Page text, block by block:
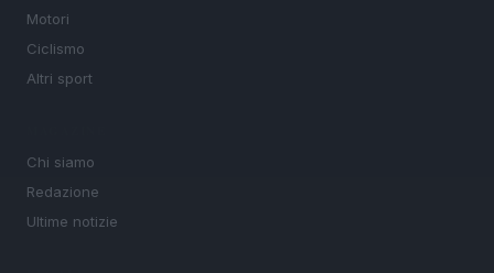
Motori
Ciclismo
Altri sport
Chi siamo
Redazione
Ultime notizie